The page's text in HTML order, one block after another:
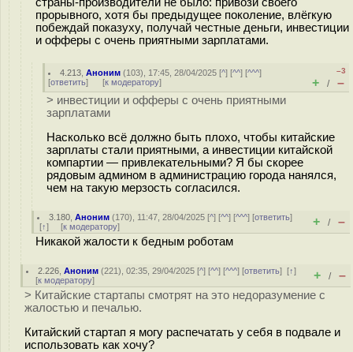
прорывного, хотя бы предыдущее поколение, влёгкую
побеждай показуху, получай честные деньги, инвестиции
и офферы с очень приятными зарплатами.
4.213 ,Аноним (103), 17:45, 28/04/2025 [^] [^^] [^^^]
[ответить] [к модератору]
–3
+ / –
> инвестиции и офферы с очень приятными
зарплатами
Насколько всё должно быть плохо, чтобы китайские
зарплаты стали приятными, а инвестиции китайской
компартии — привлекательными? Я бы скорее
рядовым админом в администрацию города нанялся,
чем на такую мерзость согласился.
3.180 ,Аноним (170), 11:47, 28/04/2025 [^] [^^] [^^^] [ответить]
[↑] [к модератору] + / –
Никакой жалости к бедным роботам
2.226 ,Аноним (221), 02:35, 29/04/2025 [^] [^^] [^^^] [ответить][↑]
[к модератору] + / –
> Китайские стартапы смотрят на это недоразумение с
жалостью и печалью.
Китайский стартап я могу распечатать у себя в подвале и
использовать как хочу?